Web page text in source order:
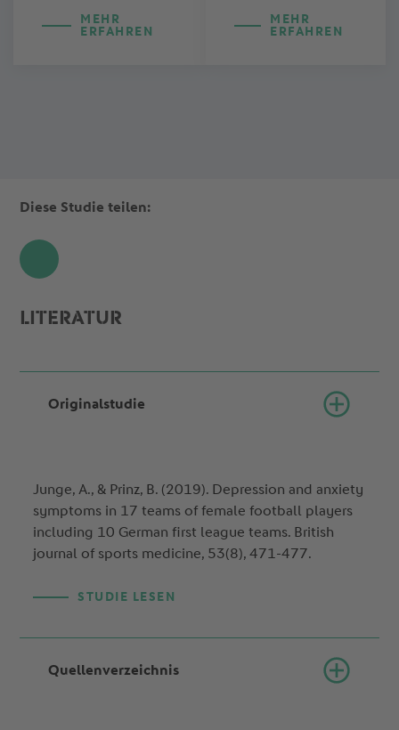
MEHR
ERFAHREN
MEHR
ERFAHREN
Diese Studie teilen:
Share
LITERATUR
Originalstudie
Junge, A., & Prinz, B. (2019). Depression and anxiety
symptoms in 17 teams of female football players
including 10 German first league teams. British
journal of sports medicine, 53(8), 471-477.
STUDIE LESEN
Quellenverzeichnis